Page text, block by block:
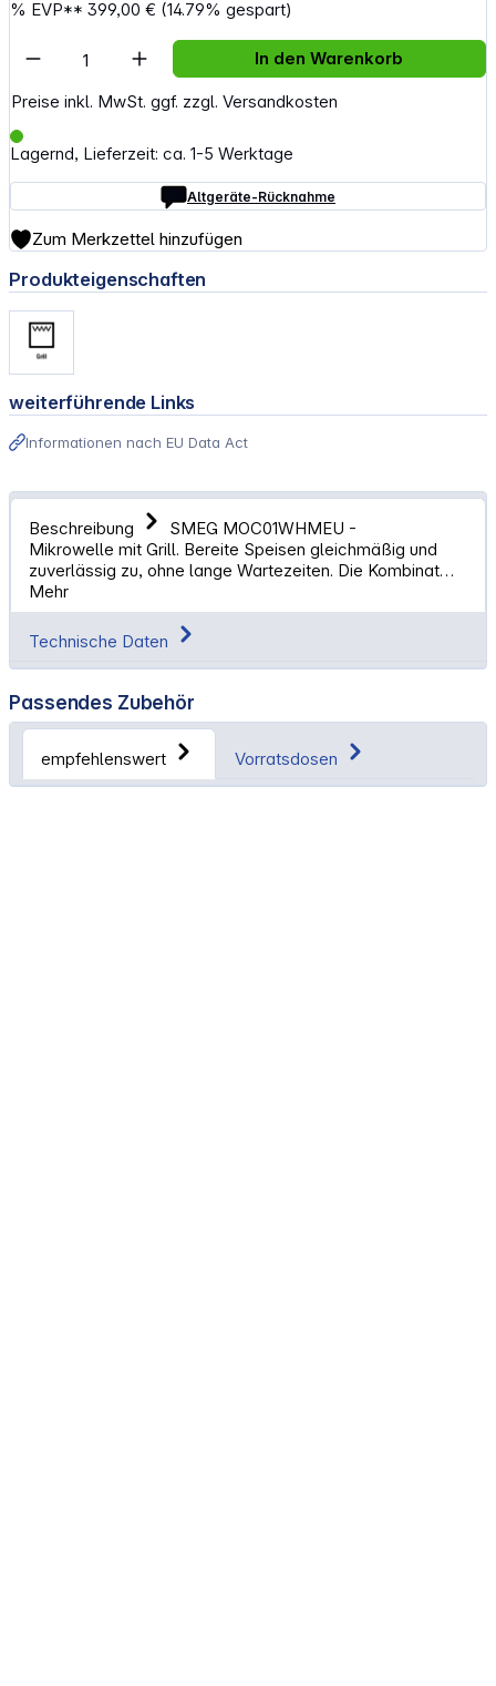
% EVP**399,00 € (14.79% gespart)
Preise inkl. MwSt. ggf. zzgl. Versandkosten
Lagernd, Lieferzeit: ca. 1-5 Werktage
Altgeräte-Rücknahme
Artikel Anzahl: Gib den gewünschten
In den Warenkorb
Zum Merkzettel hinzufügen
Produkteigenschaften
weiterführende Links
Informationen nach EU Data Act
Beschreibung
SMEG MOC01WHMEU -
Mikrowelle mit Grill. Bereite Speisen gleichmäßig und
zuverlässig zu, ohne lange Wartezeiten. Die Kombinat…
Mehr
Technische Daten
Passendes Zubehör
empfehlenswert Vorratsdosen